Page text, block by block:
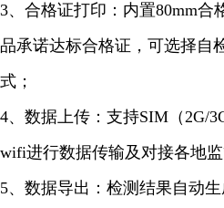
3、合格证打印：内置80mm合
品承诺达标合格证，可选择自
式；
4、数据上传：支持SIM（2G/
wifi进行数据传输及对接各地监
5、数据导出：检测结果自动